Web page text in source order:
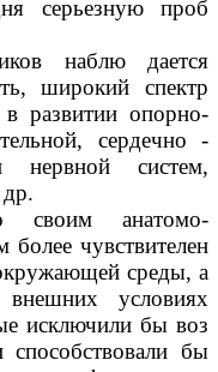
серьезную проб
наблю дается
широкий спектр
развитии опорно-
сердечно -
нервной систем,
своим анатомо-
более чувствителен
среды, а
условиях
исключили бы воз
бы